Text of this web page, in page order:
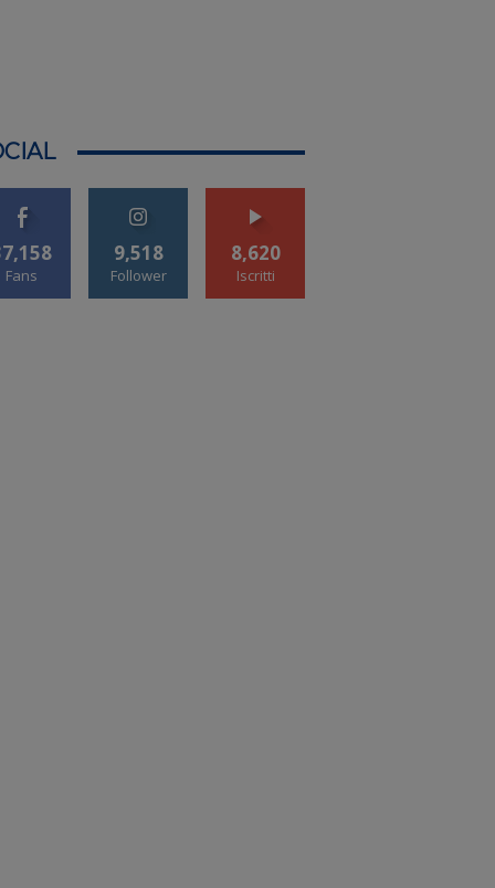
Fans
9,518
Follower
8,620
Iscritti